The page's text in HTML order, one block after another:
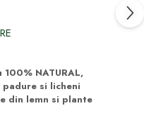
100% NATURAL,
si licheni
din lemn si plante